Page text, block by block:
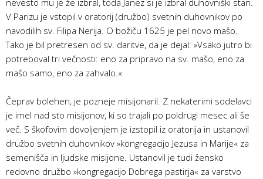
nevesto mu je že izbral, toda Janez si je izbral duhovniški stan.
V Parizu je vstopil v oratorij (družbo) svetnih duhovnikov po
navodilih sv. Filipa Nerija. O božiču 1625 je pel novo mašo.
Tako je bil pretresen od sv. daritve, da je dejal: »Vsako jutro bi
potreboval tri večnosti: eno za pripravo na sv. mašo, eno za
mašo samo, eno za zahvalo.«
Čeprav bolehen, je pozneje misijonaril. Z nekaterimi sodelavci
je imel nad sto misijonov, ki so trajali po poldrugi mesec ali še
več. S škofovim dovoljenjem je izstopil iz oratorija in ustanovil
družbo svetnih duhovnikov »kongregacijo Jezusa in Marije« za
semenišča in ljudske misijone. Ustanovil je tudi žensko
redovno družbo »kongre­gacijo Dobrega pastirja« za varstvo